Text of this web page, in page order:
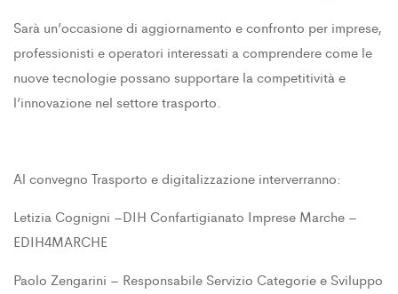
Sarà un’occasione di aggiornamento e confronto per imprese,
professionisti e operatori interessati a comprendere come le
nuove tecnologie possano supportare la competitività e
l’innovazione nel settore trasporto.
Al convegno Trasporto e digitalizzazione interverranno:
Letizia Cognigni –DIH Confartigianato Imprese Marche –
EDIH4MARCHE
Paolo Zengarini – Responsabile Servizio Categorie e Sviluppo